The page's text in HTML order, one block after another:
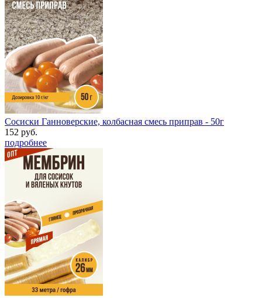
Сосиски Ганноверские, колбасная смесь приправ - 50г
152 руб.
подробнее